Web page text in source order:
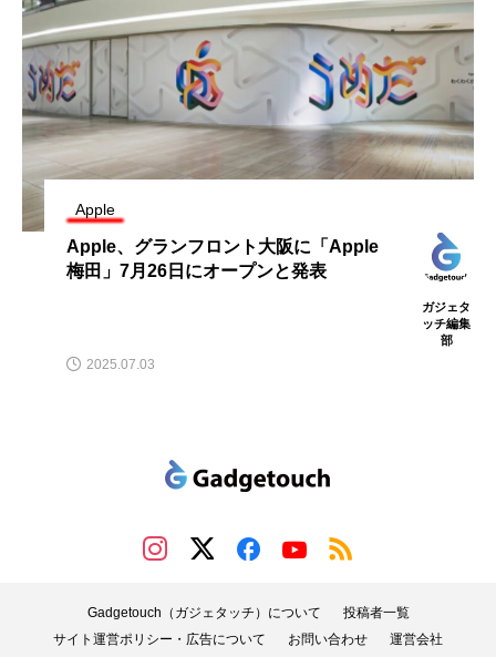
Apple
Apple、グランフロント大阪に「Apple
梅田」7月26日にオープンと発表
ガジェタ
ッチ編集
部
2025.07.03
Gadgetouch（ガジェタッチ）について
投稿者一覧
サイト運営ポリシー・広告について
お問い合わせ 運営会社